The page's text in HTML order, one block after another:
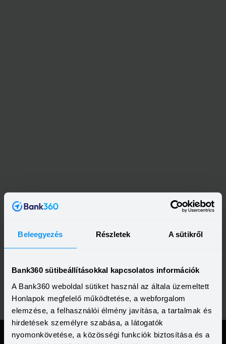
Beleegyezés Részletek A sütikről
Bank360 sütibeállításokkal kapcsolatos információk
A Bank360 weboldal sütiket használ az általa üzemeltett
Honlapok megfelelő működtetése, a webforgalom
elemzése, a felhasználói élmény javítása, a tartalmak és
hirdetések személyre szabása, a látogatók
nyomonkövetése, a közösségi funkciók biztosítása és a